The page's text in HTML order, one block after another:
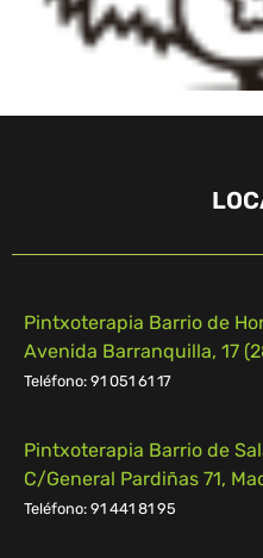
Pintxoterapia Barrio de
Avenida Barranquilla, 17
Teléfono: 91 051 61 17
Pintxoterapia Barrio de
C/General Pardiñas 71,
Teléfono: 91 441 81 95